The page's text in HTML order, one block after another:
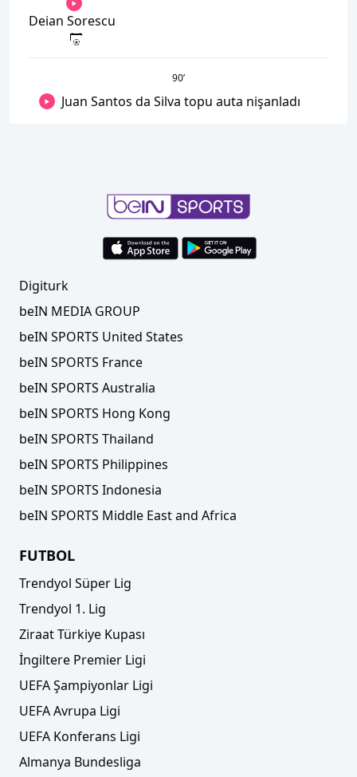
Deian Sorescu
90’
Juan Santos da Silva topu auta nişanladı
Digiturk
beIN MEDIA GROUP
beIN SPORTS United States
beIN SPORTS France
beIN SPORTS Australia
beIN SPORTS Hong Kong
beIN SPORTS Thailand
beIN SPORTS Philippines
beIN SPORTS Indonesia
beIN SPORTS Middle East and Africa
FUTBOL
Trendyol Süper Lig
Trendyol 1. Lig
Ziraat Türkiye Kupası
İngiltere Premier Ligi
UEFA Şampiyonlar Ligi
UEFA Avrupa Ligi
UEFA Konferans Ligi
Almanya Bundesliga